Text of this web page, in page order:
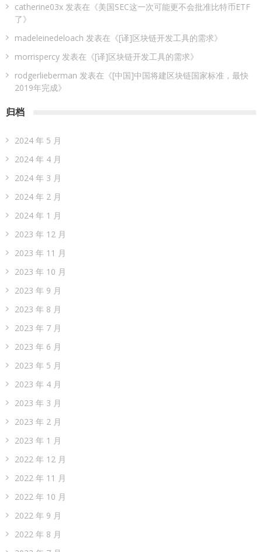
catherine03x 发表在《美国SEC这一次可能更不会批准比特币ETF
了》
madeleinedeloach 发表在《[译]区块链开发工具的需求》
morrispercy 发表在《[译]区块链开发工具的需求》
rodgerlieberman 发表在《[中国]中国将建区块链国家标准，最快
2019年完成》
归档
2024 年 5 月
2024 年 4 月
2024 年 3 月
2024 年 2 月
2024 年 1 月
2023 年 12 月
2023 年 11 月
2023 年 10 月
2023 年 9 月
2023 年 8 月
2023 年 7 月
2023 年 6 月
2023 年 5 月
2023 年 4 月
2023 年 3 月
2023 年 2 月
2023 年 1 月
2022 年 12 月
2022 年 11 月
2022 年 10 月
2022 年 9 月
2022 年 8 月